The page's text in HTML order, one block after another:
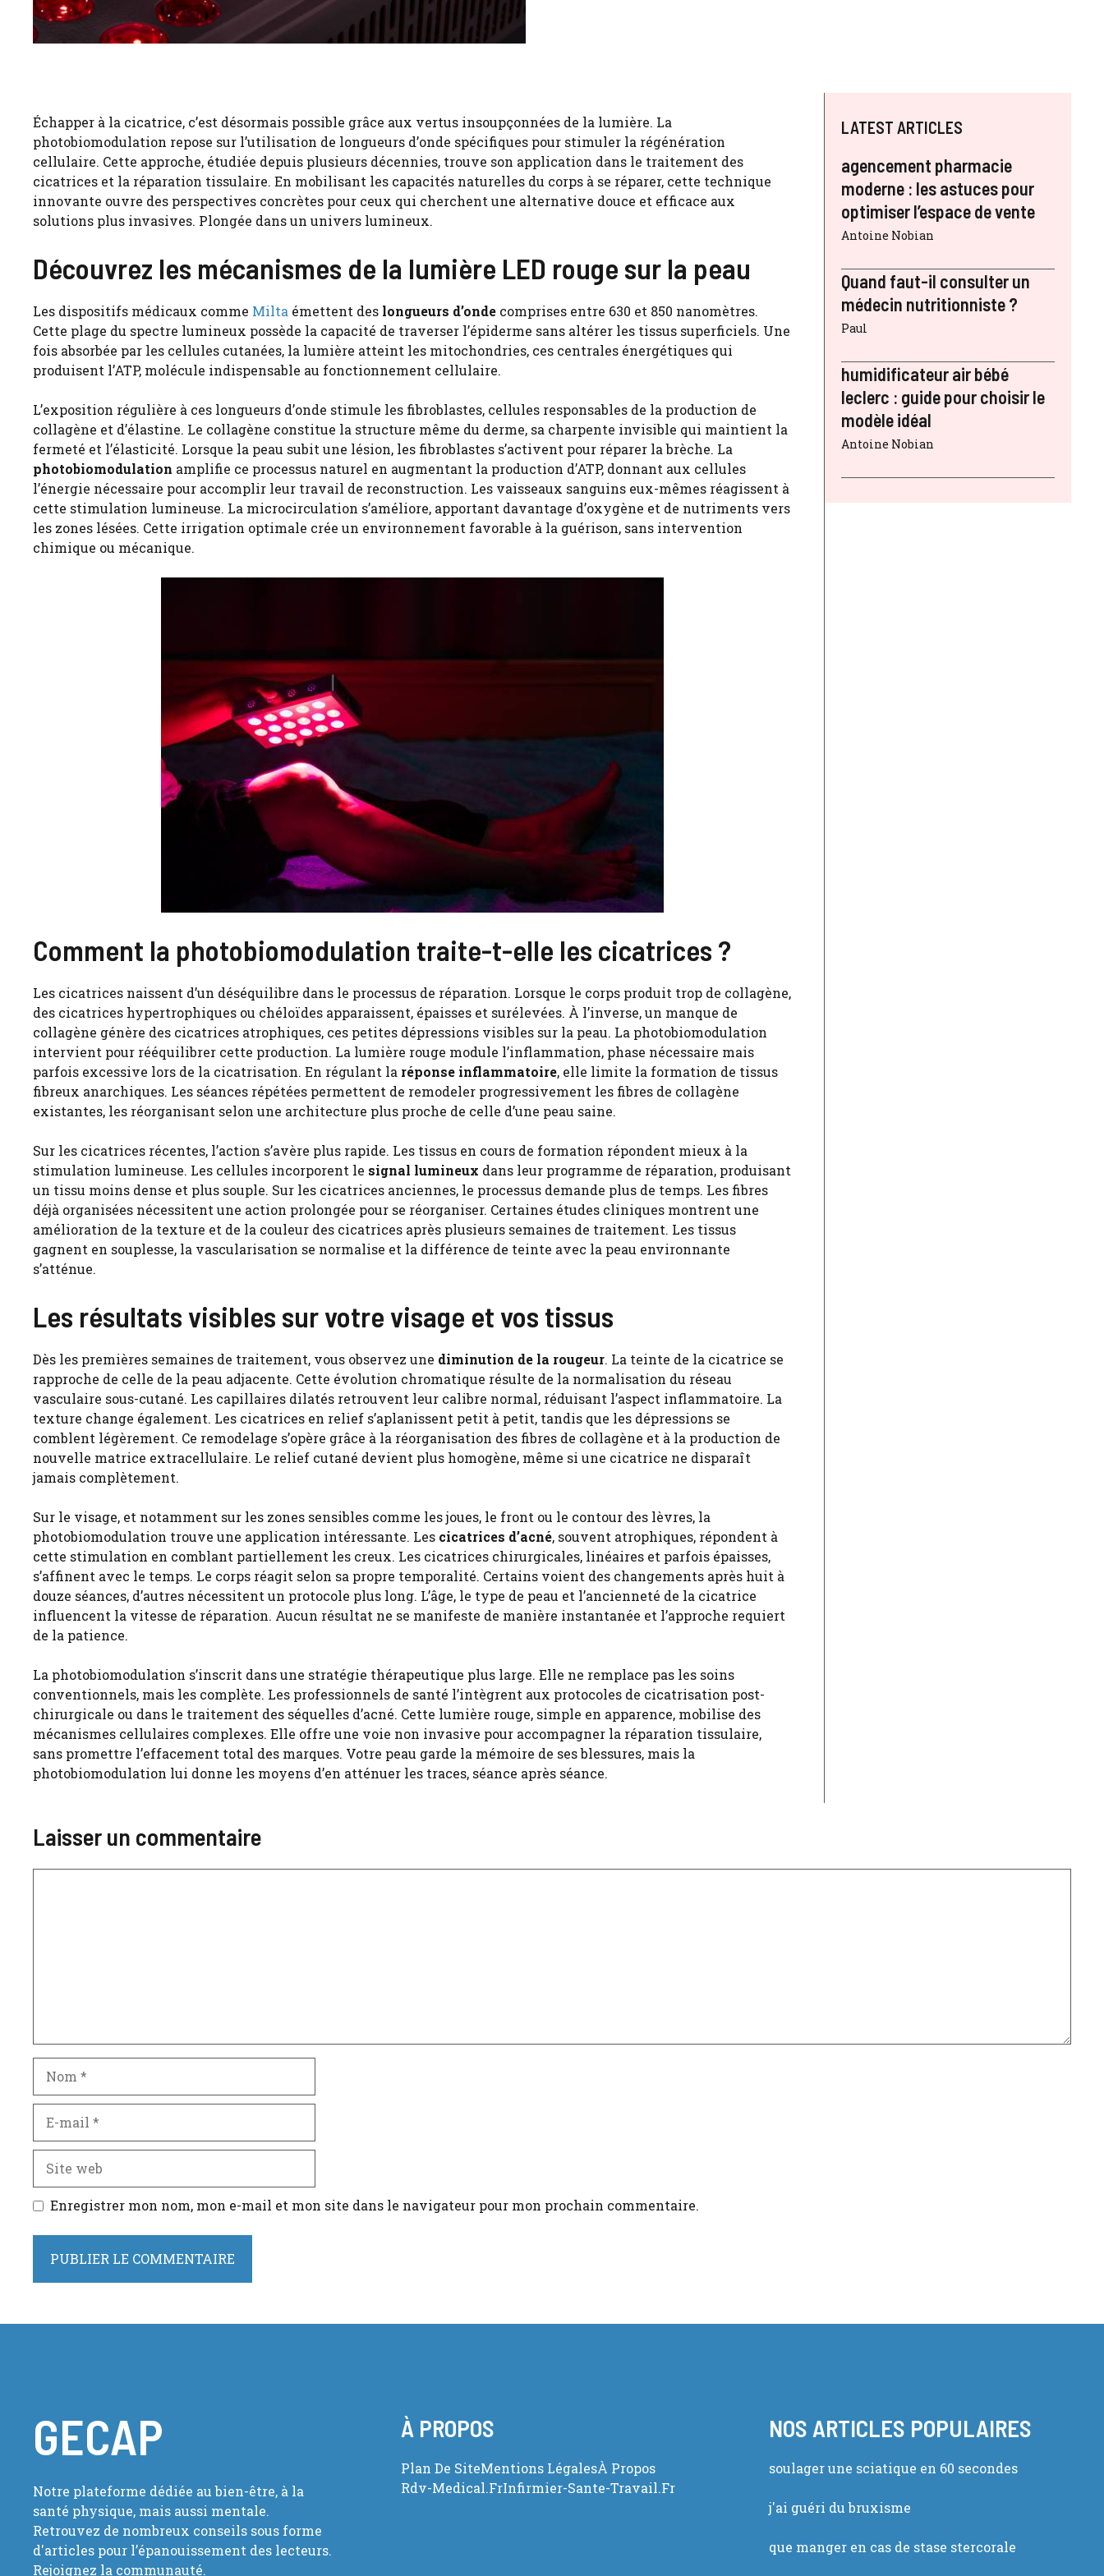
Échapper à la cicatrice, c’est désormais possible grâce aux vertus insoupçonnées de la lumière. La
photobiomodulation repose sur l’utilisation de longueurs d’onde spécifiques pour stimuler la régénération
cellulaire. Cette approche, étudiée depuis plusieurs décennies, trouve son application dans le traitement des
cicatrices et la réparation tissulaire. En mobilisant les capacités naturelles du corps à se réparer, cette technique
innovante ouvre des perspectives concrètes pour ceux qui cherchent une alternative douce et efficace aux
solutions plus invasives. Plongée dans un univers lumineux.
Découvrez les mécanismes de la lumière LED rouge sur la peau
Les dispositifs médicaux comme Milta émettent des longueurs d’onde comprises entre 630 et 850 nanomètres.
Cette plage du spectre lumineux possède la capacité de traverser l’épiderme sans altérer les tissus superficiels. Une
fois absorbée par les cellules cutanées, la lumière atteint les mitochondries, ces centrales énergétiques qui
produisent l’ATP, molécule indispensable au fonctionnement cellulaire.
L’exposition régulière à ces longueurs d’onde stimule les fibroblastes, cellules responsables de la production de
collagène et d’élastine. Le collagène constitue la structure même du derme, sa charpente invisible qui maintient la
fermeté et l’élasticité. Lorsque la peau subit une lésion, les fibroblastes s’activent pour réparer la brèche. La
photobiomodulation amplifie ce processus naturel en augmentant la production d’ATP, donnant aux cellules
l’énergie nécessaire pour accomplir leur travail de reconstruction. Les vaisseaux sanguins eux-mêmes réagissent à
cette stimulation lumineuse. La microcirculation s’améliore, apportant davantage d’oxygène et de nutriments vers
les zones lésées. Cette irrigation optimale crée un environnement favorable à la guérison, sans intervention
chimique ou mécanique.
Comment la photobiomodulation traite-t-elle les cicatrices ?
Les cicatrices naissent d’un déséquilibre dans le processus de réparation. Lorsque le corps produit trop de collagène,
des cicatrices hypertrophiques ou chéloïdes apparaissent, épaisses et surélevées. À l’inverse, un manque de
collagène génère des cicatrices atrophiques, ces petites dépressions visibles sur la peau. La photobiomodulation
intervient pour rééquilibrer cette production. La lumière rouge module l’inflammation, phase nécessaire mais
parfois excessive lors de la cicatrisation. En régulant la réponse inflammatoire, elle limite la formation de tissus
fibreux anarchiques. Les séances répétées permettent de remodeler progressivement les fibres de collagène
existantes, les réorganisant selon une architecture plus proche de celle d’une peau saine.
Sur les cicatrices récentes, l’action s’avère plus rapide. Les tissus en cours de formation répondent mieux à la
stimulation lumineuse. Les cellules incorporent le signal lumineux dans leur programme de réparation, produisant
un tissu moins dense et plus souple. Sur les cicatrices anciennes, le processus demande plus de temps. Les fibres
déjà organisées nécessitent une action prolongée pour se réorganiser. Certaines études cliniques montrent une
amélioration de la texture et de la couleur des cicatrices après plusieurs semaines de traitement. Les tissus
gagnent en souplesse, la vascularisation se normalise et la différence de teinte avec la peau environnante
s’atténue.
Les résultats visibles sur votre visage et vos tissus
Dès les premières semaines de traitement, vous observez une diminution de la rougeur. La teinte de la cicatrice se
rapproche de celle de la peau adjacente. Cette évolution chromatique résulte de la normalisation du réseau
vasculaire sous-cutané. Les capillaires dilatés retrouvent leur calibre normal, réduisant l’aspect inflammatoire. La
texture change également. Les cicatrices en relief s’aplanissent petit à petit, tandis que les dépressions se
comblent légèrement. Ce remodelage s’opère grâce à la réorganisation des fibres de collagène et à la production de
nouvelle matrice extracellulaire. Le relief cutané devient plus homogène, même si une cicatrice ne disparaît
jamais complètement.
Sur le visage, et notamment sur les zones sensibles comme les joues, le front ou le contour des lèvres, la
photobiomodulation trouve une application intéressante. Les cicatrices d’acné, souvent atrophiques, répondent à
cette stimulation en comblant partiellement les creux. Les cicatrices chirurgicales, linéaires et parfois épaisses,
s’affinent avec le temps. Le corps réagit selon sa propre temporalité. Certains voient des changements après huit à
douze séances, d’autres nécessitent un protocole plus long. L’âge, le type de peau et l’ancienneté de la cicatrice
influencent la vitesse de réparation. Aucun résultat ne se manifeste de manière instantanée et l’approche requiert
de la patience.
La photobiomodulation s’inscrit dans une stratégie thérapeutique plus large. Elle ne remplace pas les soins
conventionnels, mais les complète. Les professionnels de santé l’intègrent aux protocoles de cicatrisation post-
chirurgicale ou dans le traitement des séquelles d’acné. Cette lumière rouge, simple en apparence, mobilise des
mécanismes cellulaires complexes. Elle offre une voie non invasive pour accompagner la réparation tissulaire,
sans promettre l’effacement total des marques. Votre peau garde la mémoire de ses blessures, mais la
photobiomodulation lui donne les moyens d’en atténuer les traces, séance après séance.
LATEST ARTICLES
agencement pharmacie
moderne : les astuces pour
optimiser l’espace de vente
Antoine Nobian
Quand faut-il consulter un
médecin nutritionniste ?
Paul
humidificateur air bébé
leclerc : guide pour choisir le
modèle idéal
Antoine Nobian
Laisser un commentaire
mail
Site
web
Enregistrer mon nom, mon e-mail et mon site dans le navigateur pour mon prochain commentaire.
GECAP
Notre plateforme dédiée au bien-être, à la
santé physique, mais aussi mentale.
Retrouvez de nombreux conseils sous forme
d'articles pour l’épanouissement des lecteurs.
Rejoignez la communauté.
À PROPOS
Plan De SiteMentions LégalesÀ Propos
Rdv-Medical.frInfirmier-Sante-Travail.fr
NOS ARTICLES POPULAIRES
soulager une sciatique en 60 secondes
j'ai guéri du bruxisme
que manger en cas de stase stercorale